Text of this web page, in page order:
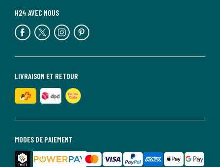
MODES DE PAIEMENT
LIVRAISON ET RETOUR
H24 AVEC NOUS